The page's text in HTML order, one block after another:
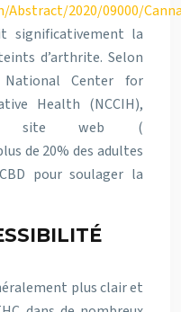
2020/09000/
significativement la
d’arthrite. Selon
Center for
Health (NCCIH),
site web (
de 20% des adultes
pour soulager la
plus clair et